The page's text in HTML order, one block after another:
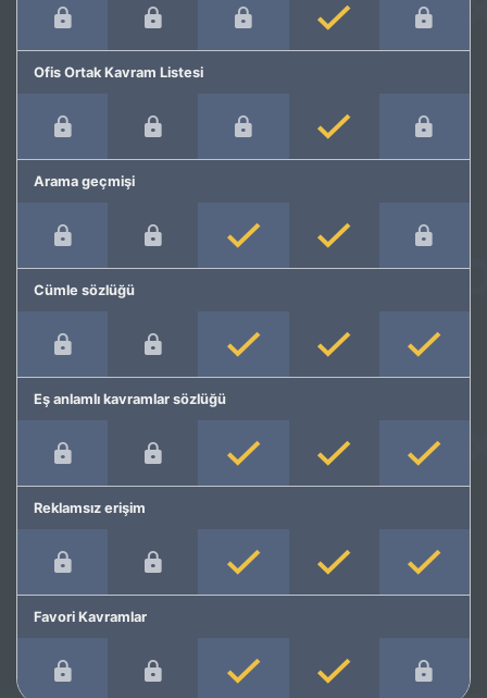
Ofis Ortak Kavram Listesi
Arama geçmişi
Cümle sözlüğü
Eş anlamlı kavramlar sözlüğü
Reklamsız erişim
Favori Kavramlar